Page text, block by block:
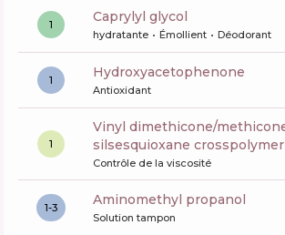
1 caprylyl glycol
hydratante Émollient Déodorant
1 Hydroxyacetophenone
Antioxidant
1
vinyl dimethicone/methicone
silsesquioxane crosspolymer
Contrôle de la viscosité
1-3 aminomethyl propanol
Solution tampon